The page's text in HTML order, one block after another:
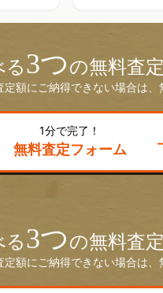
る3つの無料査定
額にご納得できない場合は
1分で完了！
無料査定フォーム
る3つの無料査定
額にご納得できない場合は